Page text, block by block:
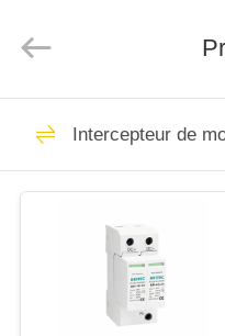
APERÇU
PRODUITS
PROPOS
Electric
montée
Intercepteur de